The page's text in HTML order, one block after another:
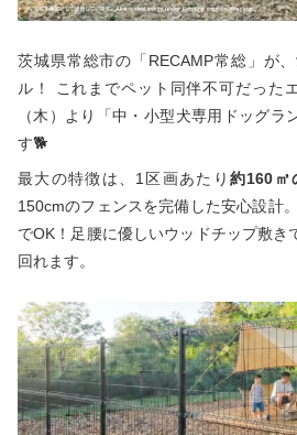
利用規約
プライバシーポ
茨城県常総市の「RECAMP常総」が
ル！ これまでペット同伴不可だった
（木）より「中・小型犬専用ドッグラ
す🐕
最大の特徴は、1区画あたり 約160㎡
150cmのフェンスを完備した安心設計
でOK！足腰に優しいウッドチップ敷き
回れます。